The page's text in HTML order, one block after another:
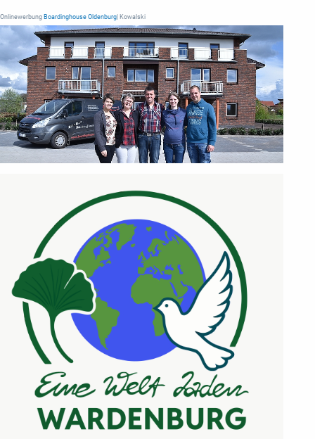
Onlinewerbung Boardinghouse Oldenburg | Kowalski